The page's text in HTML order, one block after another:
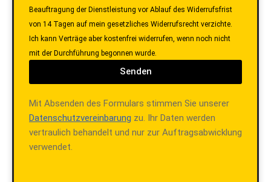
Beauftragung der Dienstleistung vor Ablauf des Widerrufsfrist
von 14 Tagen auf mein gesetzliches Widerrufsrecht verzichte.
Ich kann Verträge aber kostenfrei widerrufen, wenn noch nicht
mit der Durchführung begonnen wurde.
Senden
Mit Absenden des Formulars stimmen Sie unserer
Datenschutzvereinbarung zu. Ihr Daten werden
vertraulich behandelt und nur zur Auftragsabwicklung
verwendet.